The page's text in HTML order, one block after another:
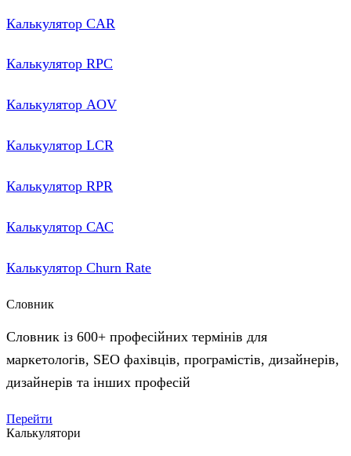
Калькулятор CAR
Калькулятор RPC
Калькулятор AOV
Калькулятор LCR
Калькулятор RPR
Калькулятор САС
Калькулятор Сhurn Rate
Словник
Словник із 600+ професійних термінів для
маркетологів, SEO фахівців, програмістів, дизайнерів,
дизайнерів та інших професій
Перейти
Калькулятори